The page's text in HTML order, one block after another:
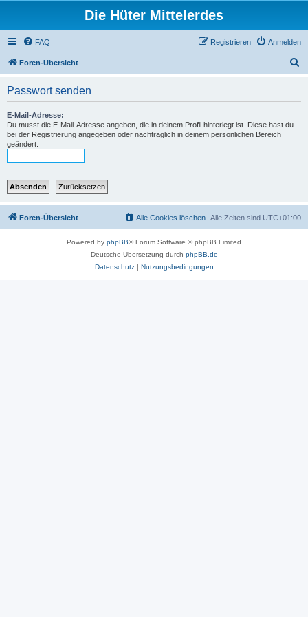
Die Hüter Mittelerdes
FAQ Anmelden
Registrieren
Foren-Übersicht
Passwort senden
E-Mail-Adresse:
Du musst die E-Mail-Adresse angeben, die in deinem Profil hinterlegt ist. Diese hast du
bei der Registrierung angegeben oder nachträglich in deinem persönlichen Bereich
geändert.
Foren-Übersicht Alle Zeiten sind UTC+01:00
Alle Cookies löschen
Powered by phpBB® Forum Software © phpBB Limited
Deutsche Übersetzung durch phpBB.de
Datenschutz| Nutzungsbedingungen